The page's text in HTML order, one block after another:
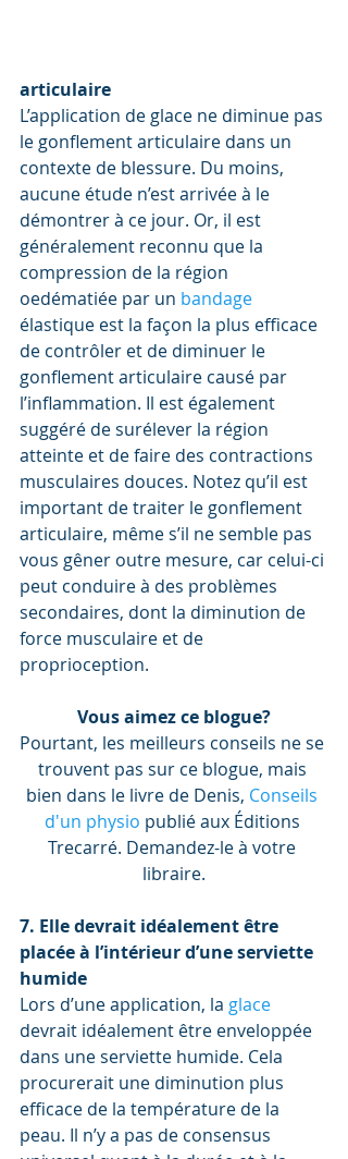
articulaire
L’application de glace ne diminue pas
le gonflement articulaire dans un
contexte de blessure. Du moins,
aucune étude n’est arrivée à le
démontrer à ce jour. Or, il est
généralement reconnu que la
compression de la région
oedématiée par un bandage
élastique est la façon la plus efficace
de contrôler et de diminuer le
gonflement articulaire causé par
l’inflammation. Il est également
suggéré de surélever la région
atteinte et de faire des contractions
musculaires douces. Notez qu’il est
important de traiter le gonflement
articulaire, même s’il ne semble pas
vous gêner outre mesure, car celui-ci
peut conduire à des problèmes
secondaires, dont la diminution de
force musculaire et de
proprioception.
Vous aimez ce blogue?
Pourtant, les meilleurs conseils ne se
trouvent pas sur ce blogue, mais
bien dans le livre de Denis, Conseils
d'un physio publié aux Éditions
Trecarré. Demandez-le à votre
libraire.
7. Elle devrait idéalement être
placée à l’intérieur d’une serviette
humide
Lors d’une application, la glace
devrait idéalement être enveloppée
dans une serviette humide. Cela
procurerait une diminution plus
efficace de la température de la
peau. Il n’y a pas de consensus